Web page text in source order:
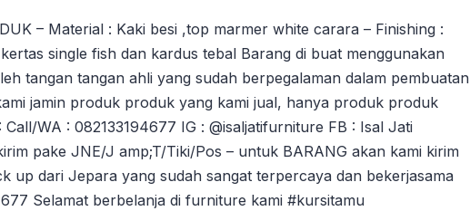
– Material : Kaki besi ,top marmer white carara – Finishing :
single fish dan kardus tebal Barang di buat menggunakan
tangan tangan ahli yang sudah berpegalaman dalam pembuatan
jamin produk produk yang kami jual, hanya produk produk
WA : 082133194677 IG : @isaljatifurniture FB : Isal Jati
pake JNE/J amp;T/Tiki/Pos – untuk BARANG akan kami kirim
up dari Jepara yang sudah sangat terpercaya dan bekerjasama
Selamat berbelanja di furniture kami #kursitamu